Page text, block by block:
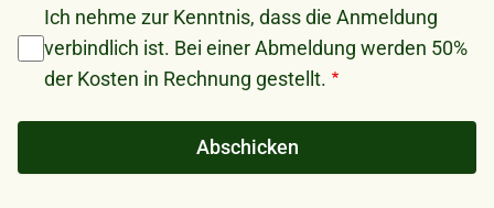
Ich nehme zur Kenntnis, dass die Anmeldung
verbindlich ist. Bei einer Abmeldung werden 50%
der Kosten in Rechnung gestellt.